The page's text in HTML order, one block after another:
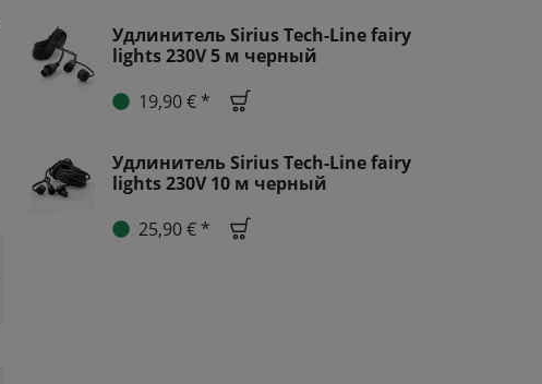
Удлинитель Sirius Tech-Line fairy
lights 230V 5 м черный
19,90 € *
Удлинитель Sirius Tech-Line fairy
lights 230V 10 м черный
25,90 € *